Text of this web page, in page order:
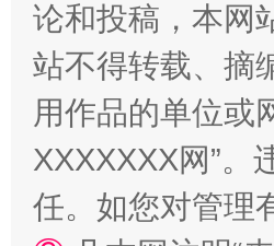
论和投稿，本网
站不得转载、摘
用作品的单位或
XXXXXXX网”。
任。如您对管理